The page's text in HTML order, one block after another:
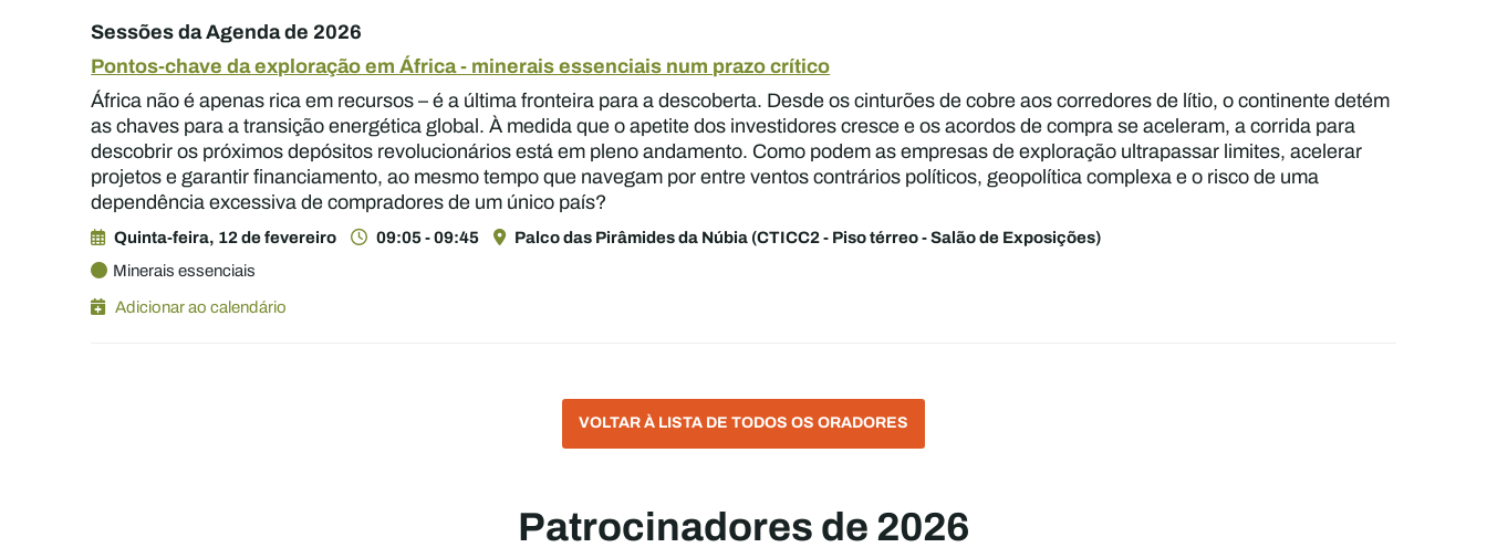
Sessões da Agenda de 2026
Pontos-chave da exploração em África - minerais essenciais num prazo crítico
África não é apenas rica em recursos – é a última fronteira para a descoberta. Desde os cinturões de cobre aos corredores de lítio, o continente detém
as chaves para a transição energética global. À medida que o apetite dos investidores cresce e os acordos de compra se aceleram, a corrida para
descobrir os próximos depósitos revolucionários está em pleno andamento. Como podem as empresas de exploração ultrapassar limites, acelerar
projetos e garantir financiamento, ao mesmo tempo que navegam por entre ventos contrários políticos, geopolítica complexa e o risco de uma
dependência excessiva de compradores de um único país?
Quinta-feira, 12 de fevereiro 09:05 - 09:45
Palco das Pirâmides da Núbia (CTICC2 - Piso térreo - Salão de Exposições)
Minerais essenciais
Adicionar ao calendário
VOLTAR À LISTA DE TODOS OS ORADORES
Patrocinadores de 2026